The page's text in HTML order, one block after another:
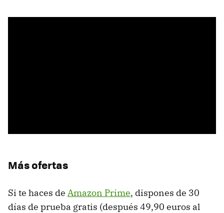
Más ofertas
Si te haces de Amazon Prime, dispones de 30
días de prueba gratis (después 49,90 euros al